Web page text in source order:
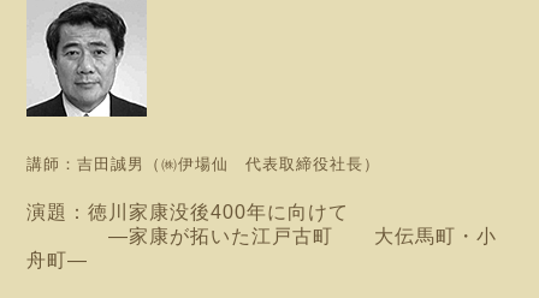
講師：吉田誠男（㈱伊場仙 代表取締役社長）
演題：徳川家康没後400年に向けて
―家康が拓いた江戸古町 大伝馬町・小
舟町―